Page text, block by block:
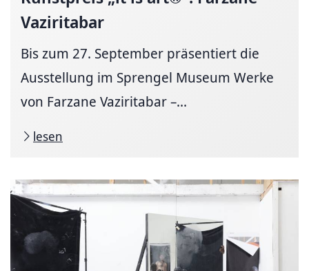
Vaziritabar
Bis zum 27. September präsentiert die
Ausstellung im Sprengel Museum Werke
von Farzane Vaziritabar –...
lesen